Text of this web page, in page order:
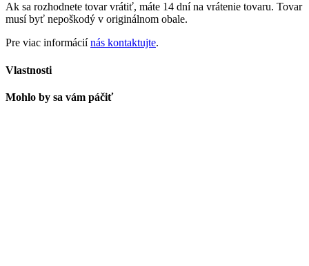
Ak sa rozhodnete tovar vrátiť, máte 14 dní na vrátenie tovaru. Tovar
musí byť nepoškodý v originálnom obale.
Pre viac informáciínás kontaktujte.
Vlastnosti
Mohlo by sa vám páčiť